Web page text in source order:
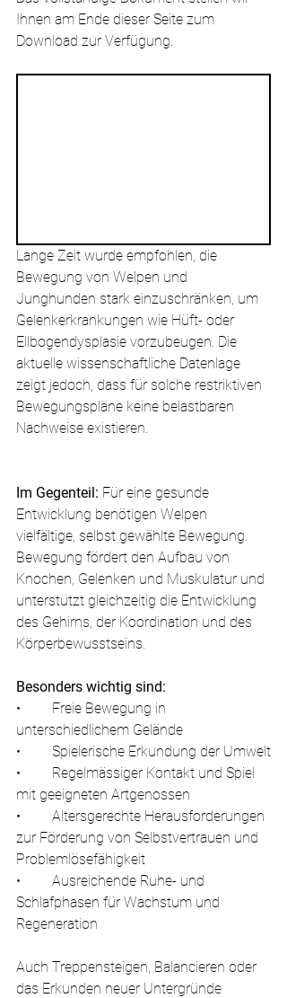
Ihnen am Ende dieser Seite zum
Download zur Verfügung.
Lange Zeit wurde empfohlen, die
Bewegung von Welpen und
Junghunden stark einzuschränken, um
Gelenkerkrankungen wie Hüft- oder
Ellbogendysplasie vorzubeugen. Die
aktuelle wissenschaftliche Datenlage
zeigt jedoch, dass für solche restriktiven
Bewegungspläne keine belastbaren
Nachweise existieren.
Im Gegenteil: Für eine gesunde
Entwicklung benötigen Welpen
vielfältige, selbst gewählte Bewegung.
Bewegung fördert den Aufbau von
Knochen, Gelenken und Muskulatur und
unterstützt gleichzeitig die Entwicklung
des Gehirns, der Koordination und des
Körperbewusstseins.
Besonders wichtig sind:
•	Freie Bewegung in
unterschiedlichem Gelände
•	Spielerische Erkundung der Umwelt
•	Regelmässiger Kontakt und Spiel
mit geeigneten Artgenossen
•	Altersgerechte Herausforderungen
zur Förderung von Selbstvertrauen und
Problemlösefähigkeit
•	Ausreichende Ruhe- und
Schlafphasen für Wachstum und
Regeneration
Auch Treppensteigen, Balancieren oder
das Erkunden neuer Untergründe